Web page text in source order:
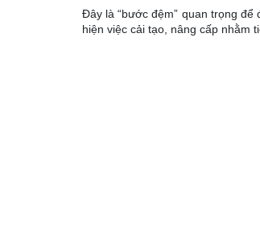
Đây là “bước đệm” quan trọng
hiện việc cải tạo, nâng cấp nhằm